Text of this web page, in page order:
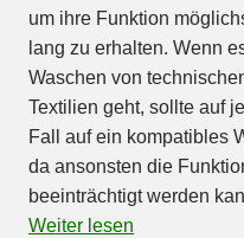
um ihre Funktion
lang zu erhalten. Wenn
Waschen von
Textilien geht, sollte auf
Fall auf ein kompatibles
da ansonsten die
beeinträchtigt werden
Weiter lesen